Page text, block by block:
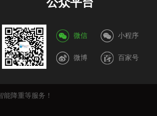
微信 小程序
微博 百家号
能降重等服务！